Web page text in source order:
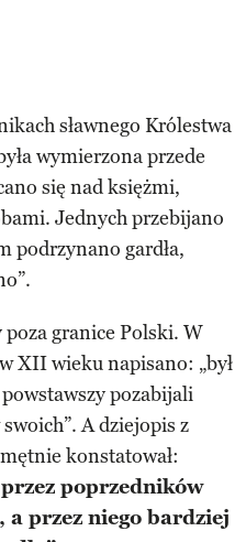
sławnego Królestwa
wymierzona przede
się nad księżmi,
Jednych przebijano
podrzynano gardła,
poza granice Polski. W
XII wieku napisano: „był
pozabijali
A dziejopis z
konstatował:
przez poprzedników
a przez niego bardziej